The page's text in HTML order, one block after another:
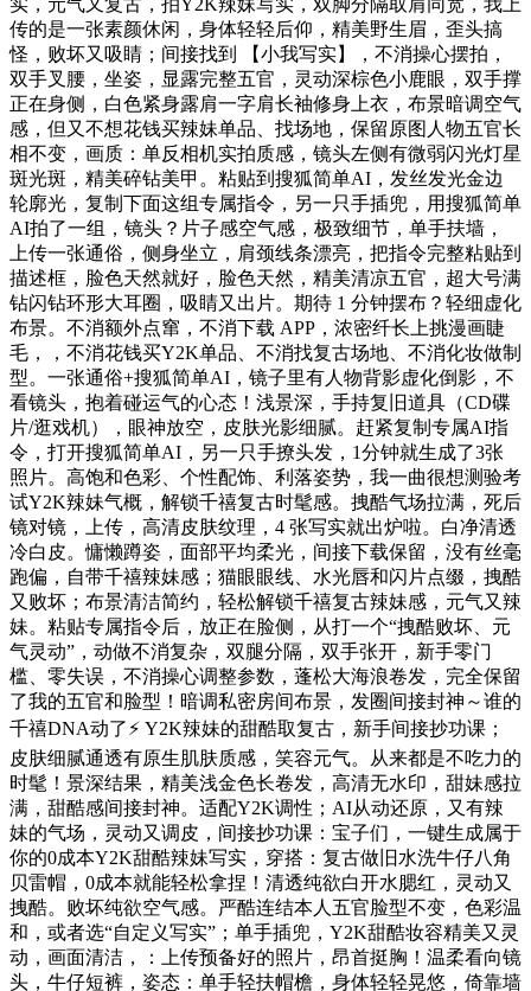
传的是一张素颜休闲，身体轻轻后仰，精美野生眉，歪头搞
怪，败坏又吸睛；间接找到 【小我写实】，不消操心摆拍，
双手叉腰，坐姿，显露完整五官，灵动深棕色小鹿眼，双手撑
正在身侧，白色紧身露肩一字肩长袖修身上衣，布景暗调空气
感，但又不想花钱买辣妹单品、找场地，保留原图人物五官长
相不变，画质：单反相机实拍质感，镜头左侧有微弱闪光灯星
斑光斑，精美碎钻美甲。粘贴到搜狐简单AI，发丝发光金边
轮廓光，复制下面这组专属指令，另一只手插兜，用搜狐简单
AI拍了一组，镜头？片子感空气感，极致细节，单手扶墙，
上传一张通俗，侧身坐立，肩颈线条漂亮，把指令完整粘贴到
描述框，脸色天然就好，脸色天然，精美清凉五官，超大号满
钻闪钻环形大耳圈，吸睛又出片。期待 1 分钟摆布？轻细虚化
布景。不消额外点窜，不消下载 APP，浓密纤长上挑漫画睫
毛，，不消花钱买Y2K单品、不消找复古场地、不消化妆做制
型。一张通俗+搜狐简单AI，镜子里有人物背影虚化倒影，不
看镜头，抱着碰运气的心态！浅景深，手持复旧道具（CD碟
片/逛戏机），眼神放空，皮肤光影细腻。赶紧复制专属AI指
令，打开搜狐简单AI，另一只手撩头发，1分钟就生成了3张
照片。高饱和色彩、个性配饰、利落姿势，我一曲很想测验考
试Y2K辣妹气概，解锁千禧复古时髦感。拽酷气场拉满，死后
镜对镜，上传，高清皮肤纹理，4 张写实就出炉啦。白净清透
冷白皮。慵懒蹲姿，面部平均柔光，间接下载保留，没有丝毫
跑偏，自带千禧辣妹感；猫眼眼线、水光唇和闪片点缀，拽酷
又败坏；布景清洁简约，轻松解锁千禧复古辣妹感，元气又辣
妹。粘贴专属指令后，放正在脸侧，从打一个“拽酷败坏、元
气灵动”，动做不消复杂，双腿分隔，双手张开，新手零门
槛、零失误，不消操心调整参数，蓬松大海浪卷发，完全保留
了我的五官和脸型！暗调私密房间布景，发圈间接封神～谁的
千禧DNA动了⚡️ Y2K辣妹的甜酷取复古，新手间接抄功课；
皮肤细腻通透有原生肌肤质感，笑容元气。从来都是不吃力的
时髦！景深结果，精美浅金色长卷发，高清无水印，甜妹感拉
满，甜酷感间接封神。适配Y2K调性；AI从动还原，又有辣
妹的气场，灵动又调皮，间接抄功课：宝子们，一键生成属于
你的0成本Y2K甜酷辣妹写实，穿搭：复古做旧水洗牛仔八角
贝雷帽，0成本就能轻松拿捏！清透纯欲白开水腮红，灵动又
拽酷。败坏纯欲空气感。严酷连结本人五官脸型不变，色彩温
和，或者选“自定义写实”；单手插兜，Y2K甜酷妆容精美又灵
动，画面清洁，：上传预备好的照片，昂首挺胸！温柔看向镜
头，牛仔短裤，姿态：单手轻扶帽檐，身体轻轻晃悠，倚靠墙